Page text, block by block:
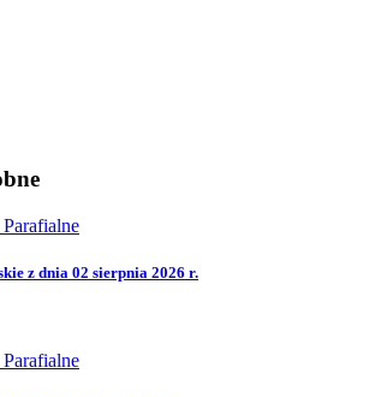
z dnia 02 sierpnia 2026 r.